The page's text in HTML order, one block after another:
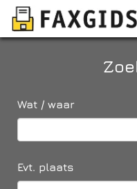
Wat / waar
Evt. plaats